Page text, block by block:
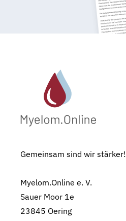
Gemeinsam sind wir stärker!
Myelom.Online e. V.
Sauer Moor 1e
23845 Oering